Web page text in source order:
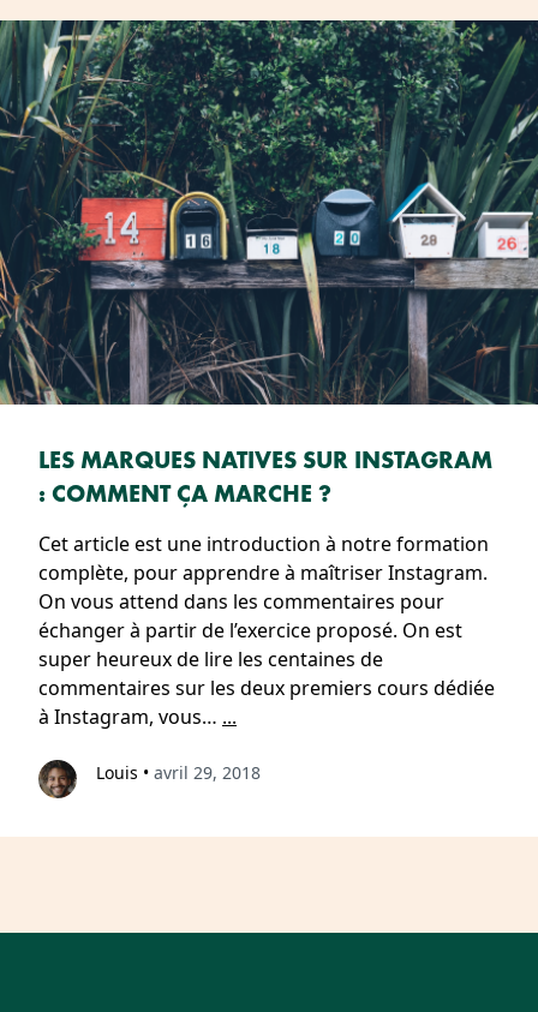
LES MARQUES NATIVES SUR INSTAGRAM
: COMMENT ÇA MARCHE ?
Cet article est une introduction à notre formation
complète, pour apprendre à maîtriser Instagram.
On vous attend dans les commentaires pour
échanger à partir de l’exercice proposé. On est
super heureux de lire les centaines de
commentaires sur les deux premiers cours dédiée
à Instagram, vous… ...
Louis • avril 29, 2018